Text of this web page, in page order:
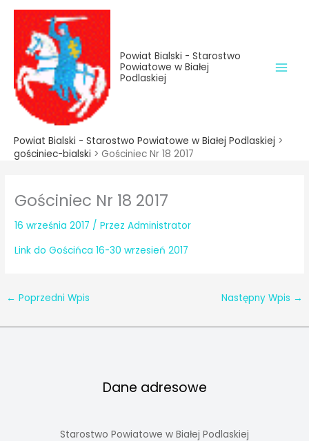
treści
Przejdź
treści
Powiat Bialski - Starostwo
Powiatowe w Białej
Podlaskiej
Powiat Bialski - Starostwo Powiatowe w Białej Podlaskiej >
gościniec-bialski > Gościniec Nr 18 2017
Gościniec Nr 18 2017
16 września 2017 / PrzezAdministrator
Link do Gościńca 16-30 wrzesień 2017
← Poprzedni Wpis Następny Wpis →
Dane adresowe
Starostwo Powiatowe w Białej Podlaskiej